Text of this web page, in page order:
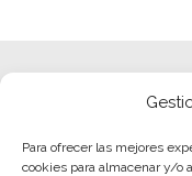
Para ofrecer las mejores
cookies para almacenar y/o